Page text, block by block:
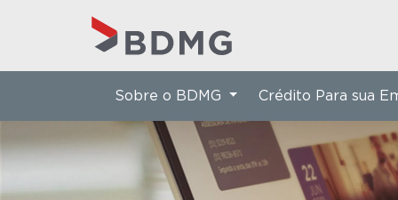
Sobre o BDMG Crédito Para sua